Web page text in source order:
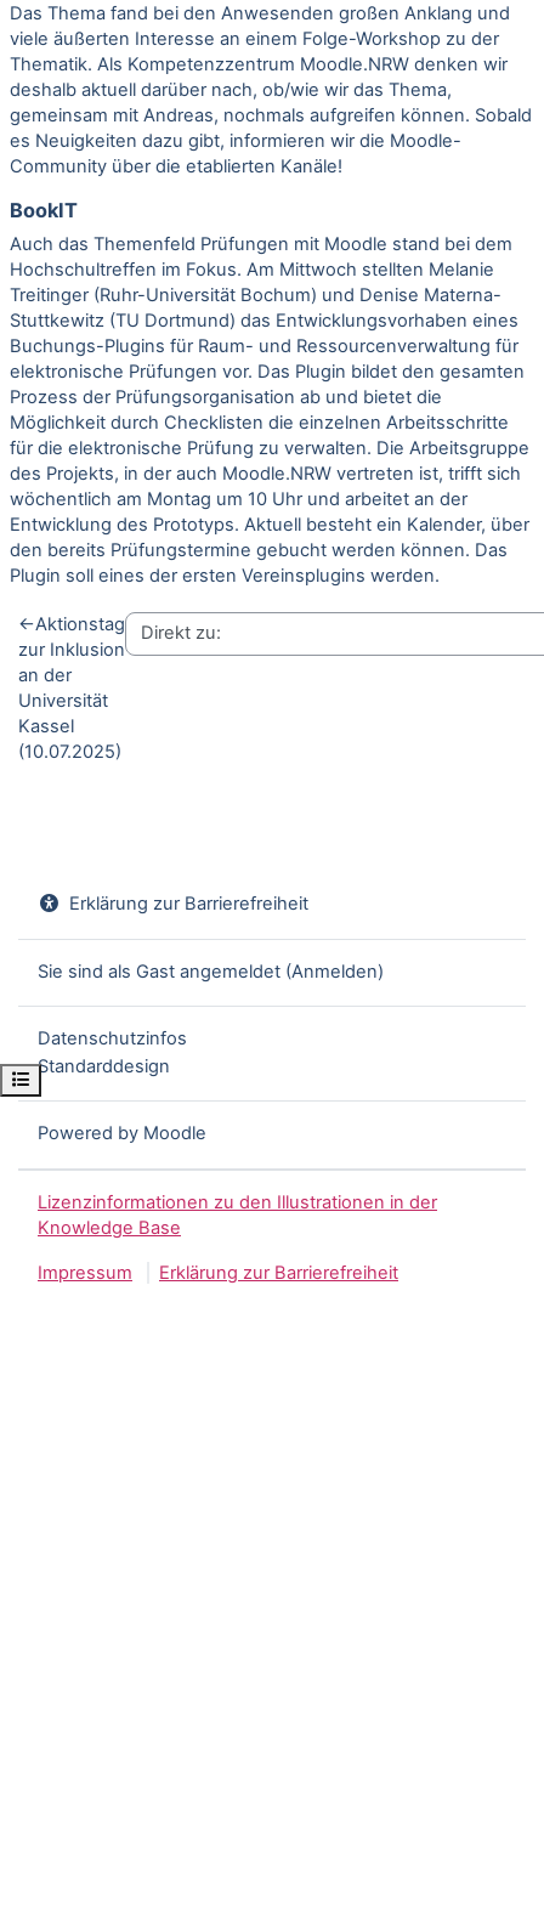
Kursindex öffnen
Das Thema fand bei den Anwesenden großen Anklang und
viele äußerten Interesse an einem Folge-Workshop zu der
Thematik. Als Kompetenzzentrum Moodle.NRW denken wir
deshalb aktuell darüber nach, ob/wie wir das Thema,
gemeinsam mit Andreas, nochmals aufgreifen können. Sobald
es Neuigkeiten dazu gibt, informieren wir die Moodle-
Community über die etablierten Kanäle!
BookIT
Auch das Themenfeld Prüfungen mit Moodle stand bei dem
Hochschultreffen im Fokus. Am Mittwoch stellten Melanie
Treitinger (Ruhr-Universität Bochum) und Denise Materna-
Stuttkewitz (TU Dortmund) das Entwicklungsvorhaben eines
Buchungs-Plugins für Raum- und Ressourcenverwaltung für
elektronische Prüfungen vor. Das Plugin bildet den gesamten
Prozess der Prüfungsorganisation ab und bietet die
Möglichkeit durch Checklisten die einzelnen Arbeitsschritte
für die elektronische Prüfung zu verwalten. Die Arbeitsgruppe
des Projekts, in der auch Moodle.NRW vertreten ist, trifft sich
wöchentlich am Montag um 10 Uhr und arbeitet an der
Entwicklung des Prototyps. Aktuell besteht ein Kalender, über
den bereits Prüfungstermine gebucht werden können. Das
Plugin soll eines der ersten Vereinsplugins werden.
←Aktionstag
zur Inklusion
an der
Universität
Kassel
(10.07.2025)
Erklärung zur Barrierefreiheit
Sie sind als Gast angemeldet (Anmelden)
Datenschutzinfos
Standarddesign
Powered by Moodle
Lizenzinformationen zu den Illustrationen in der
Knowledge Base
Impressum Erklärung zur Barrierefreiheit